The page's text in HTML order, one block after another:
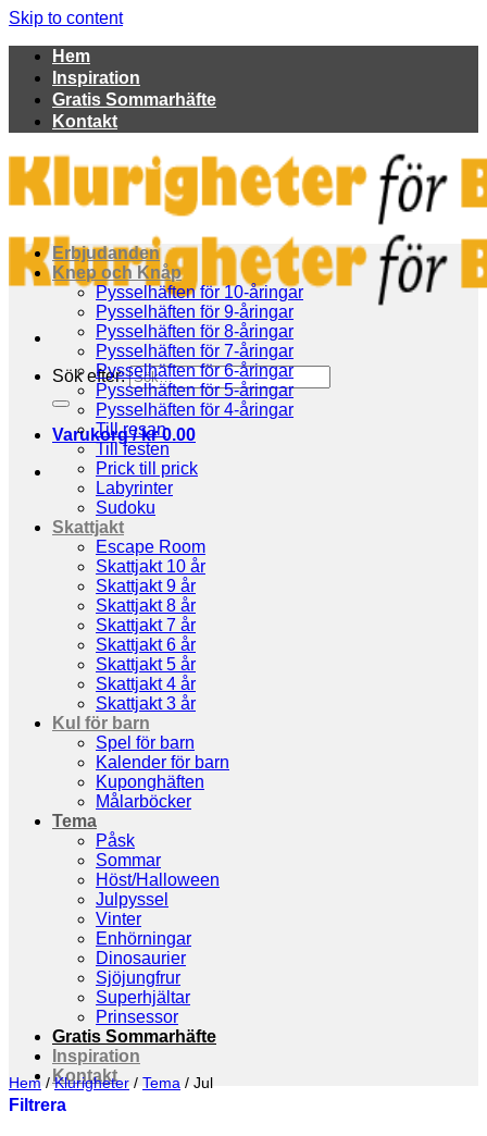
Skip to content
Hem
Inspiration
Gratis Sommarhäfte
Kontakt
Sök efter:
Varukorg /kr0.00
Erbjudanden
Knep och Knåp
Pysselhäften för 10-åringar
Pysselhäften för 9-åringar
Pysselhäften för 8-åringar
Pysselhäften för 7-åringar
Pysselhäften för 6-åringar
Pysselhäften för 5-åringar
Pysselhäften för 4-åringar
Till resan
Till festen
Prick till prick
Labyrinter
Sudoku
Skattjakt
Escape Room
Skattjakt 10 år
Skattjakt 9 år
Skattjakt 8 år
Skattjakt 7 år
Skattjakt 6 år
Skattjakt 5 år
Skattjakt 4 år
Skattjakt 3 år
Kul för barn
Spel för barn
Kalender för barn
Kuponghäften
Målarböcker
Tema
Påsk
Sommar
Höst/Halloween
Julpyssel
Vinter
Enhörningar
Dinosaurier
Sjöjungfrur
Superhjältar
Prinsessor
Gratis Sommarhäfte
Inspiration
Kontakt
Hem / Klurigheter / Tema / Jul
Filtrera